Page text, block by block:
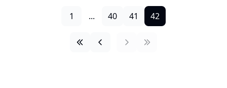
1 ... 40 41 42